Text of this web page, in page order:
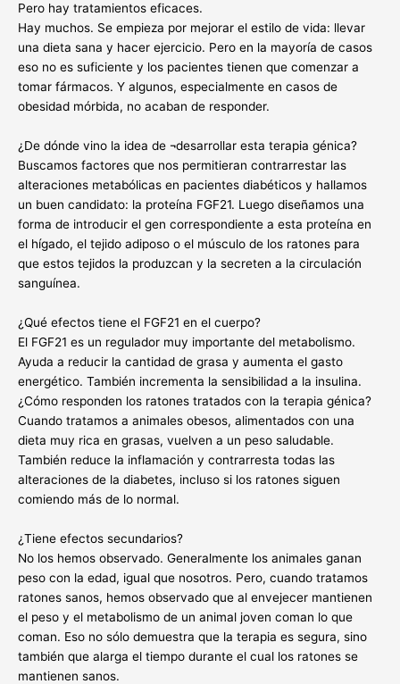
Pero hay tratamientos eficaces.
Hay muchos. Se empieza por mejorar el estilo de vida: llevar
una dieta sana y hacer ejercicio. Pero en la mayoría de casos
eso no es suficiente y los pacientes tienen que comenzar a
tomar fármacos. Y algunos, especialmente en casos de
obesidad mórbida, no acaban de responder.
¿De dónde vino la idea de ¬desarrollar esta terapia génica?
Buscamos factores que nos permitieran contrarrestar las
alteraciones metabólicas en pacientes diabéticos y hallamos
un buen candidato: la proteína FGF21. Luego diseñamos una
forma de introducir el gen correspondiente a esta proteína en
el hígado, el tejido adiposo o el músculo de los ratones para
que estos tejidos la produzcan y la secreten a la circulación
sanguínea.
¿Qué efectos tiene el FGF21 en el cuerpo?
El FGF21 es un regulador muy importante del metabolismo.
Ayuda a reducir la cantidad de grasa y aumenta el gasto
energético. También incrementa la sensibilidad a la insulina.
¿Cómo responden los ratones tratados con la terapia génica?
Cuando tratamos a animales obesos, alimentados con una
dieta muy rica en grasas, vuelven a un peso saludable.
También reduce la inflamación y contrarresta todas las
alteraciones de la diabetes, incluso si los ratones siguen
comiendo más de lo normal.
¿Tiene efectos secundarios?
No los hemos observado. Generalmente los animales ganan
peso con la edad, igual que nosotros. Pero, cuando tratamos
ratones sanos, hemos observado que al envejecer mantienen
el peso y el metabolismo de un animal joven coman lo que
coman. Eso no sólo demuestra que la terapia es segura, sino
también que alarga el tiempo durante el cual los ratones se
mantienen sanos.